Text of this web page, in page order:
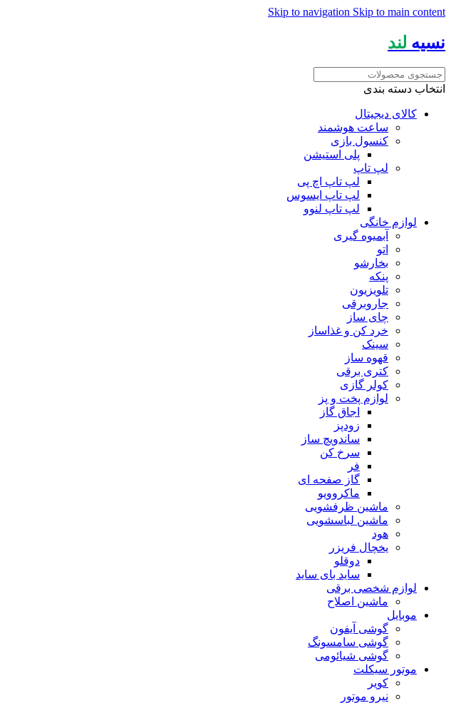
Skip to navigation Skip to main content
نسیه لند
انتخاب دسته بندی
کالای دیجیتال
ساعت هوشمند
کنسول بازی
پلی استیشن
لپ تاپ
لپ تاپ اچ پی
لپ تاپ ایسوس
لپ تاپ لنوو
لوازم خانگی
آبمیوه گیری
اتو
بخارشو
پنکه
تلویزیون
جاروبرقی
چای ساز
خرد کن و غذاساز
سینک
قهوه ساز
کتری برقی
کولر گازی
لوازم پخت و پز
اجاق گاز
زودپز
ساندویچ ساز
سرخ کن
فر
گاز صفحه ای
ماکروویو
ماشین ظرفشویی
ماشین لباسشویی
هود
یخچال فریزر
دوقلو
ساید بای ساید
لوازم شخصی برقی
ماشین اصلاح
موبایل
گوشی آیفون
گوشی سامسونگ
گوشی شیائومی
موتور سیکلت
کویر
نیرو موتور